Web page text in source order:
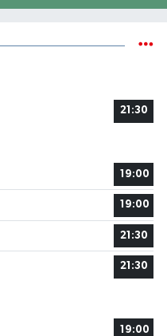
21:30
19:00
19:00
21:30
21:30
19:00